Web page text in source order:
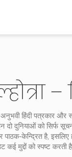
–
हिंदी पत्रकार और
दुनियाओं को सिर्फ
पाठक‑केन्द्रित है,
कई मुद्दों को स्पष्ट